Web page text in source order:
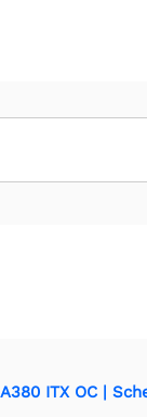
ITX OC |